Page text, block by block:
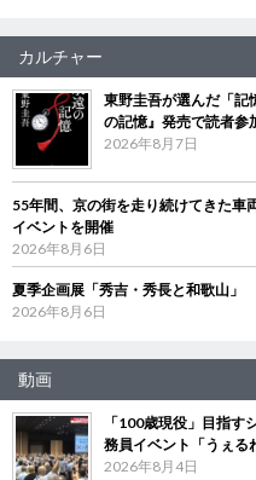
カルチャー
東野圭吾が選んだ「
の記憶』発売で読者参
2026年8月7日
55年間、京の街を走り続けてきた
イベントを開催
2026年8月6日
夏季企画展「秀吉・秀長と和歌山
2026年8月6日
動画
「100歳現役」目指
務員イベント「うぇる
2026年8月4日